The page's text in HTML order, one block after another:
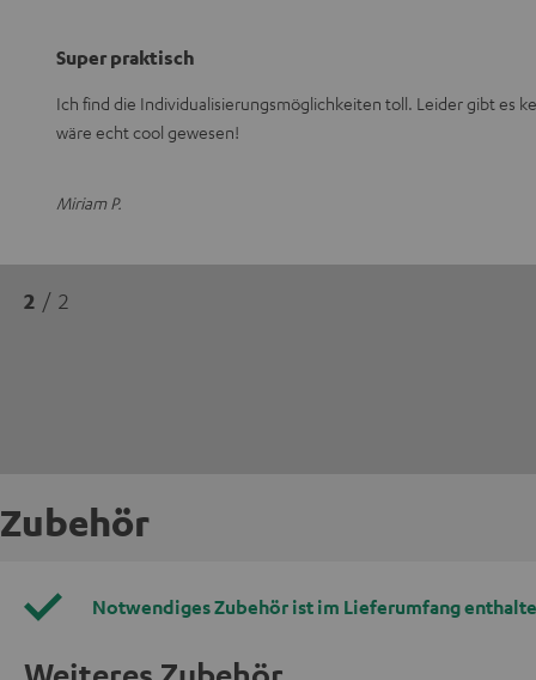
Super praktisch
Ich find die Individualisierungsmöglichkeiten toll. Leider gibt es
wäre echt cool gewesen!
Miriam P.
2 / 2
Zubehör
Notwendiges Zubehör ist im Lieferumfang